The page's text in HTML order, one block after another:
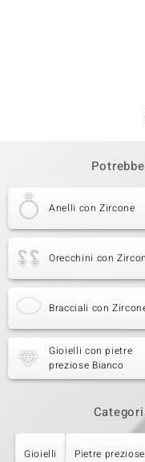
Anelli con Zircone
Orecchini con
Bracciali con
Gioielli con pietre
preziose Bianco
Gioielli Pietre preziose